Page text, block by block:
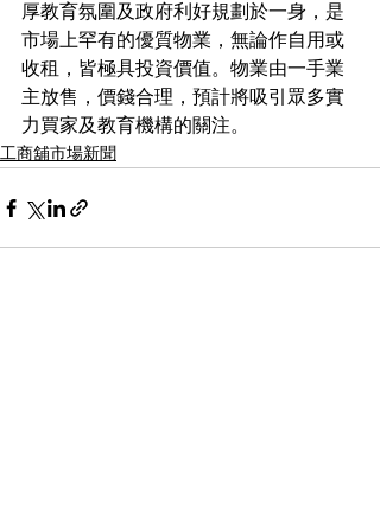
厚教育氛圍及政府利好規劃於一身，是
市場上罕有的優質物業，無論作自用或
收租，皆極具投資價值。物業由一手業
主放售，價錢合理，預計將吸引眾多實
力買家及教育機構的關注。
工商舖市場新聞